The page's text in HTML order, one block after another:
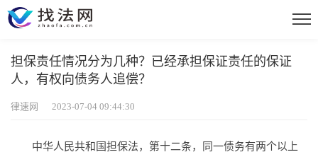
担保责任情况分为几种？已经承担保证责任的保证
人，有权向债务人追偿？
律速网 2023-07-04 09:44:30
中华人民共和国担保法，第十二条，同一债务有两个以上